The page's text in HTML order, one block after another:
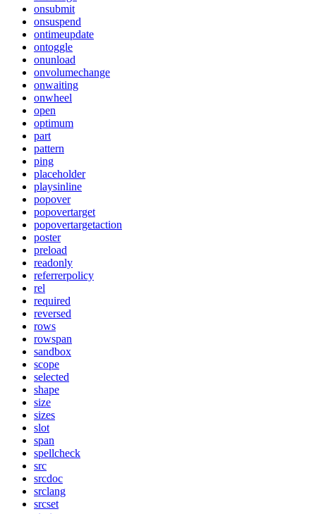
onsubmit
onsuspend
ontimeupdate
ontoggle
onunload
onvolumechange
onwaiting
onwheel
open
optimum
part
pattern
ping
placeholder
playsinline
popover
popovertarget
popovertargetaction
poster
preload
readonly
referrerpolicy
rel
required
reversed
rows
rowspan
sandbox
scope
selected
shape
size
sizes
slot
span
spellcheck
src
srcdoc
srclang
srcset